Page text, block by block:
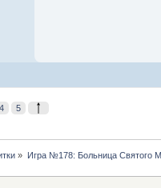
4 5
» Игра №178: Больница Святого